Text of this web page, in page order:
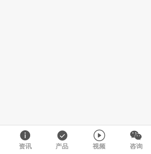
资讯 产品 视频 咨询